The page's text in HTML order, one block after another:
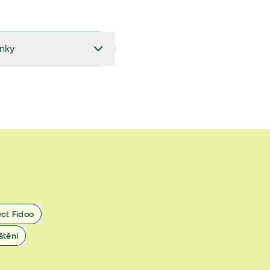
do 31.10.2022
do 8.7.2020
do 31.10.2019
Fidoo